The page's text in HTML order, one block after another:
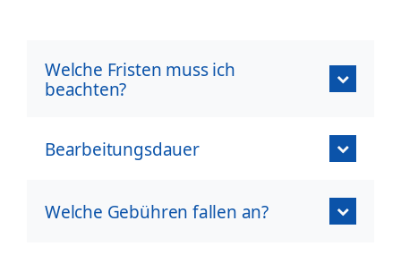
Welche Fristen muss ich
beachten?
Bearbeitungsdauer
Welche Gebühren fallen an?